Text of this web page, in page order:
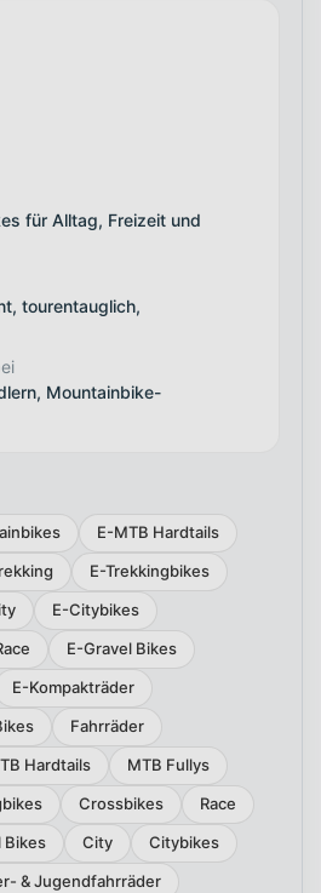
für Alltag, Freizeit und
tourentauglich,
Mountainbike-
E-MTB Hardtails
E-Trekkingbikes
E-Citybikes
E-Gravel Bikes
E-Kompakträder
Fahrräder
Hardtails
MTB Fullys
Crossbikes
Race
Bikes City
Citybikes
& Jugendfahrräder